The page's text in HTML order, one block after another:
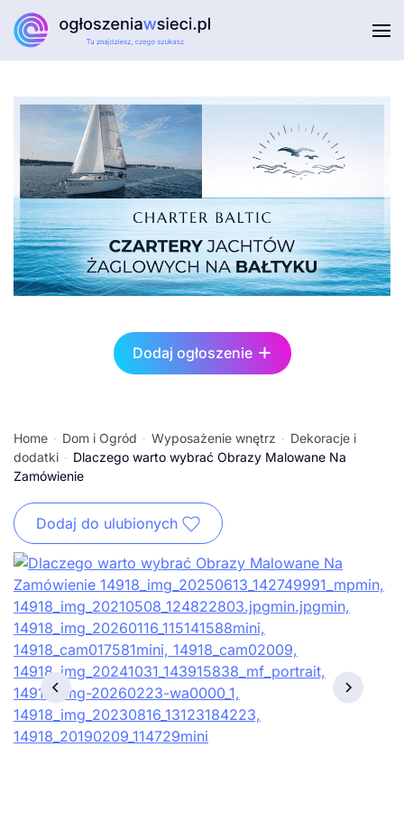
Dodaj ogłoszenie
Home Dom i Ogród Wyposażenie wnętrz
Dekoracje i
dodatki
Dlaczego warto wybrać Obrazy Malowane Na
Zamówienie
Dodaj do ulubionych